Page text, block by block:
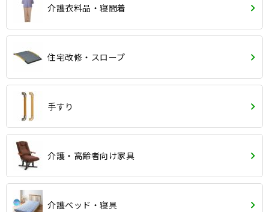
介護衣料品・寝間着
住宅改修・スロープ
手すり
介護・高齢者向け家具
介護ベッド・寝具